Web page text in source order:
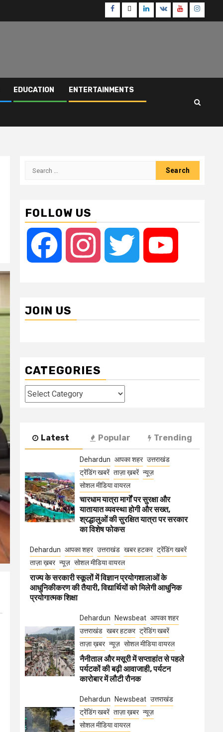
Facebook
TwitterLinkedin
VK Youtube
EDUCATION ENTERTAINMENTS
Search
FOLLOW US
Facebook Instagram Twitter
JOIN US
CATEGORIES
Categories
Latest Popular Trending
Dehardun आपका शहर उत्तराखंड
ट्रेंडिंग खबरें ताज़ा ख़बरें न्यूज़
सोशल मीडिया वायरल
चारधाम यात्रा मार्गों पर सुरक्षा और
यातायात व्यवस्था होगी और सख्त,
श्रद्धालुओं की सुरक्षित यात्रा पर सरकार
का विशेष फोकस
Dehardun आपका शहर उत्तराखंड खबर हटकर ट्रेंडिंग खबरें
ताज़ा ख़बर न्यूज़ सोशल मीडिया वायरल
राज्य के सरकारी स्कूलों में विज्ञान प्रयोगशालाओं के
आधुनिकीकरण की तैयारी, विद्यार्थियों को मिलेगी आधुनिक
प्रयोगात्मक शिक्षा
Dehardun Newsbeat आपका शहर
उत्तराखंड खबर हटकर ट्रेंडिंग खबरें
ताज़ा ख़बर न्यूज़ सोशल मीडिया वायरल
नैनीताल और मसूरी में सप्ताहांत से पहले
पर्यटकों की बढ़ी आवाजाही, पर्यटन
कारोबार में लौटी रौनक
Dehardun Newsbeat उत्तराखंड
ट्रेंडिंग खबरें ताज़ा ख़बर न्यूज़
सोशल मीडिया वायरल